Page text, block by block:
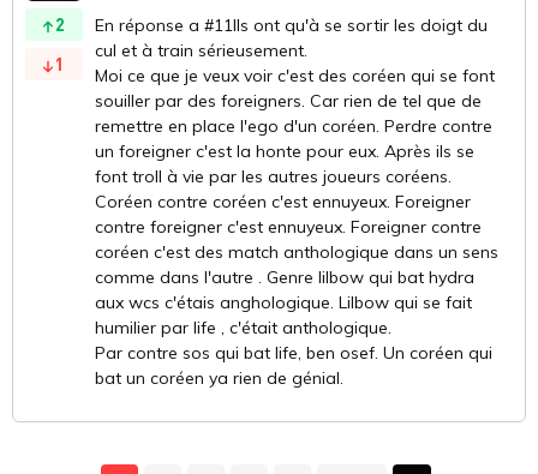
2
1
En réponse a #11Ils ont qu'à se sortir les doigt du
cul et à train sérieusement.
Moi ce que je veux voir c'est des coréen qui se font
souiller par des foreigners. Car rien de tel que de
remettre en place l'ego d'un coréen. Perdre contre
un foreigner c'est la honte pour eux. Après ils se
font troll à vie par les autres joueurs coréens.
Coréen contre coréen c'est ennuyeux. Foreigner
contre foreigner c'est ennuyeux. Foreigner contre
coréen c'est des match anthologique dans un sens
comme dans l'autre . Genre lilbow qui bat hydra
aux wcs c'étais anghologique. Lilbow qui se fait
humilier par life , c'était anthologique.
Par contre sos qui bat life, ben osef. Un coréen qui
bat un coréen ya rien de génial.